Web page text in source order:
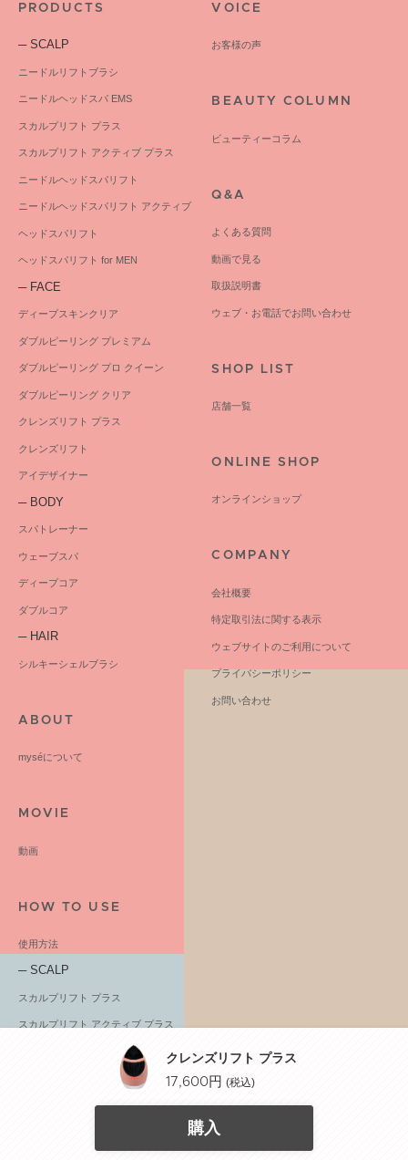
クレンズリフト プラス
17,600円 (税込)
購入
PRODUCTS
─ SCALP
ニードルリフトブラシ
ニードルヘッドスパ EMS
スカルプリフト プラス
スカルプリフト アクティブ プラス
ニードルヘッドスパリフト
ニードルヘッドスパリフト アクティブ
ヘッドスパリフト
ヘッドスパリフト for MEN
─ FACE
ディープスキンクリア
ダブルピーリング プレミアム
ダブルピーリング プロ クイーン
ダブルピーリング クリア
クレンズリフト プラス
クレンズリフト
アイデザイナー
─ BODY
スパトレーナー
ウェーブスパ
ディープコア
ダブルコア
─ HAIR
シルキーシェルブラシ
ABOUT
myséについて
MOVIE
動画
HOW TO USE
使用方法
─ SCALP
スカルプリフト プラス
スカルプリフト アクティブ プラス
ニードルヘッドスパリフト
ニードルヘッドスパリフト アクティブ
ヘッドスパリフト
VOICE
お客様の声
BEAUTY COLUMN
ビューティーコラム
Q&A
よくある質問
動画で見る
取扱説明書
ウェブ・お電話でお問い合わせ
SHOP LIST
店舗一覧
ONLINE SHOP
オンラインショップ
COMPANY
会社概要
特定取引法に関する表示
ウェブサイトのご利用について
プライバシーポリシー
お問い合わせ